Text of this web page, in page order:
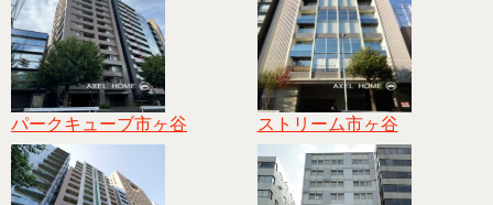
パークキューブ市ヶ谷 ストリーム市ヶ谷